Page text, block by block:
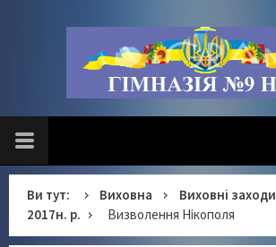
Ви тут: Виховна Виховні заходи
2017н. р.
Визволення Нікополя